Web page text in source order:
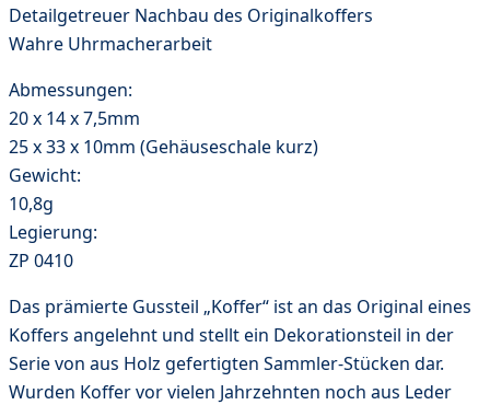
Detailgetreuer Nachbau des Originalkoffers
Wahre Uhrmacherarbeit
Abmessungen:
20 x 14 x 7,5mm
25 x 33 x 10mm (Gehäuseschale kurz)
Gewicht:
10,8g
Legierung:
ZP 0410
Das prämierte Gussteil „Koffer“ ist an das Original eines
Koffers angelehnt und stellt ein Dekorationsteil in der
Serie von aus Holz gefertigten Sammler-Stücken dar.
Wurden Koffer vor vielen Jahrzehnten noch aus Leder